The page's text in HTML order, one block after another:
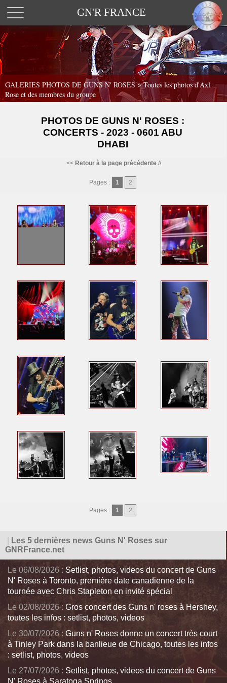
GN'R FRANCE
GALERIES PHOTOS DE GUNS N' ROSES >Toutes les photos d'Axl
Rose et des membres du groupe
PHOTOS DE GUNS N' ROSES :
CONCERTS - 2023 - 0601 ABU
DHABI
<< Retour à la page précédente//
Pages : 1 2
Pages : 1 2
Les 5 dernières news Guns N' Roses sur
GNRFrance.net
Le 06/08/2026 : Setlist, photos, videos du concert de Guns
N' Roses à Toronto, première date canadienne de la
tournée avec Chris Stapleton en invité spécial
Le 02/08/2026 : Gros concert des Guns n' roses à Hershey,
toutes les infos : setlist, photos, videos
Le 30/07/2026 : Guns n' Roses donne un concert très court
à Tinley Park dans la banlieue de Chicago, toutes les infos
: setlist, photos, videos
Le 27/07/2026 : Setlist, photos, videos du concert de Guns
N' Roses à Saratoga Springs